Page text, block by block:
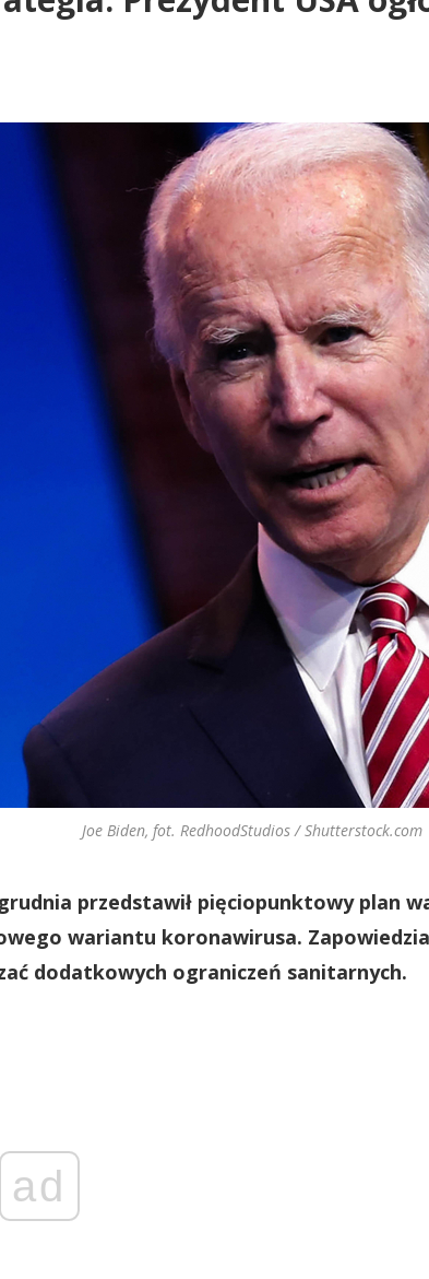
Joe Biden, fot. RedhoodStudios / Shutterstock.com
przedstawił pięciopunktowy plan
wariantu koronawirusa.
dodatkowych ograniczeń sanitarnych.
ad